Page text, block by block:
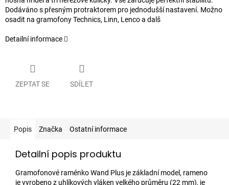
Dodáváno s přesným protraktorem pro jednodušší nastavení. Možno
osadit na gramofony Technics, Linn, Lenco a dalš
Detailní informace
ZEPTAT SE SDÍLET
Popis Značka Ostatní informace
Detailní popis produktu
Gramofonové raménko Wand Plus je základní model, rameno
je vyrobeno z uhlíkových vláken velkého průměru (22 mm), je